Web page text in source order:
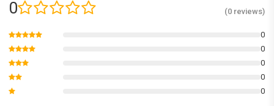
0 (0 reviews)
0
0
0
0
0